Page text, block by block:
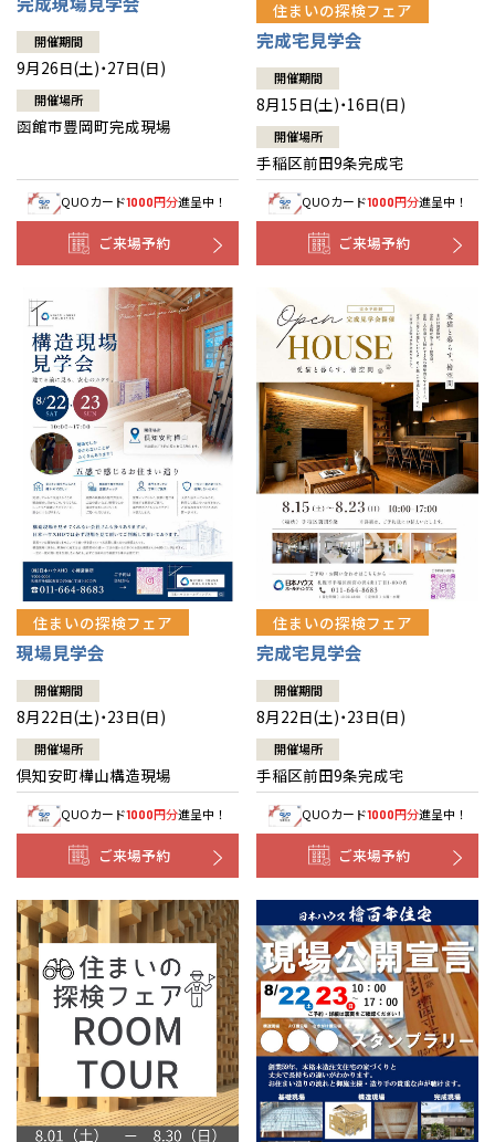
開催期間
9月26日(土)・27日(日)
開催場所
函館市豊岡町完成現場
QUOカード1000円分進呈中！
ご来場予約
住まいの探検フェア
完成宅見学会
開催期間
8月15日(土)・16日(日)
開催場所
手稲区前田9条完成宅
QUOカード1000円分進呈中！
ご来場予約
住まいの探検フェア
現場見学会
開催期間
8月22日(土)・23日(日)
開催場所
倶知安町樺山構造現場
QUOカード1000円分進呈中！
ご来場予約
住まいの探検フェア
完成宅見学会
開催期間
8月22日(土)・23日(日)
開催場所
手稲区前田9条完成宅
QUOカード1000円分進呈中！
ご来場予約
全国の展示場
北海道
札幌
道央
道北
道南
道東
東北
青森
秋田
岩手
山形
宮城
福島
甲信越・北陸
新潟
山梨
長野
富山
石川
福井
関東
東京
神奈川
埼玉
千葉
茨城
栃木
群馬
東海
愛知
岐阜
静岡
三重
近畿
大阪
京都
兵庫
奈良
滋賀
和歌山
中国・四国
岡山
香川
愛媛
鳥取
島根
広島
九州
福岡
佐賀
熊本
大分
宮崎
分譲マンション
※現住所のある都道府県以外の建築予定地の方でも現住所の有るお近
くの展示場又は店舗にお問合せください。移住の計画の方もご相談対
応します。お気軽にご相談ください。
お近くのイベント
北海道
札幌
札幌
小樽
道央
苫小牧千歳
小樽
道北
道南
道東
釧路
東北
青森県
八戸
青森
秋田県
秋田
岩手県
山形県
宮城県
仙台
福島県
会津
甲信越・北陸
新潟県
長岡
山梨県
長野県
富山県
富山
石川県
福井県
福井
関東
東京都
神奈川県
相模
埼玉県
埼玉
千葉県
千葉
柏
茨城県
水戸
栃木県
宇都宮
小山
群馬県
群馬
伊勢崎
東海
愛知県
岐阜県
岐阜
静岡県
三重県
四日市
近畿
大阪府
大阪
京都府
京都
兵庫県
姫路
奈良県
奈良
中国・四国
岡山県
岡山
愛媛県
松山
九州
福岡県
福岡
佐賀県
佐賀
熊本県
熊本
大分県
大分
宮崎県
宮崎
鹿児島県
鹿児島